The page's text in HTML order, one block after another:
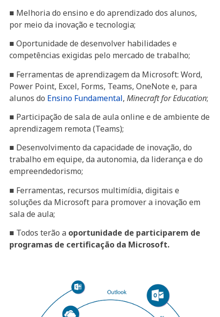
■ Melhoria do ensino e do aprendizado dos alunos,
por meio da inovação e tecnologia;
■ Oportunidade de desenvolver habilidades e
competências exigidas pelo mercado de trabalho;
■ Ferramentas de aprendizagem da Microsoft: Word,
Power Point, Excel, Forms, Teams, OneNote e, para
alunos do Ensino Fundamental, Minecraft for Education;
■ Participação de sala de aula online e de ambiente de
aprendizagem remota (Teams);
■ Desenvolvimento da capacidade de inovação, do
trabalho em equipe, da autonomia, da liderança e do
empreendedorismo;
■ Ferramentas, recursos multimídia, digitais e
soluções da Microsoft para promover a inovação em
sala de aula;
■ Todos terão a oportunidade de participarem de
programas de certificação da Microsoft.